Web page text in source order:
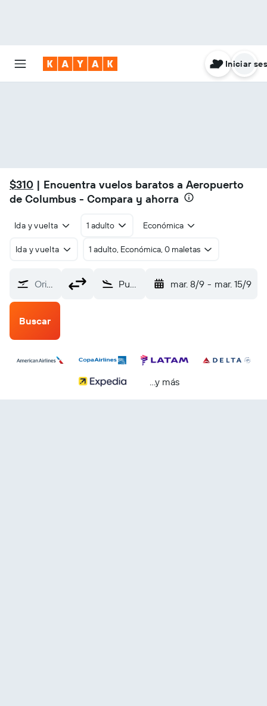
Iniciar
$310 | Encuentra vuelos baratos a Aeropuerto
de Columbus - Compara y ahorra
Ida y vuelta 1 adulto Económica
Ida y vuelta 1 adulto, Económica, 0 maletas
Origen Puerto Columbus (CMH) mar. 8/9 - mar. 15/9
Buscar
...y más